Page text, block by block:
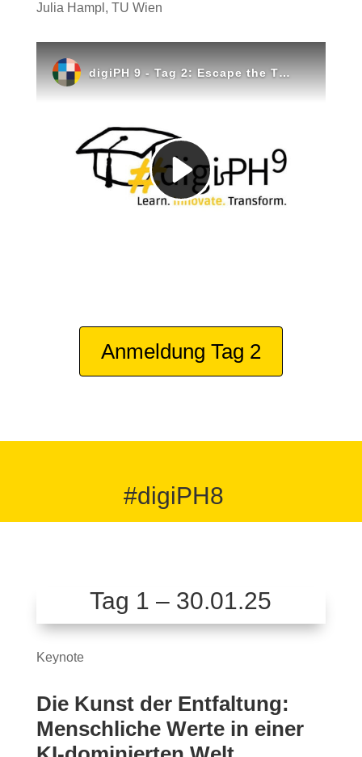
Julia Hampl, TU Wien
Anmeldung Tag 2
#digiPH8
Tag 1 – 30.01.25
Keynote
Die Kunst der Entfaltung:
Menschliche Werte in einer